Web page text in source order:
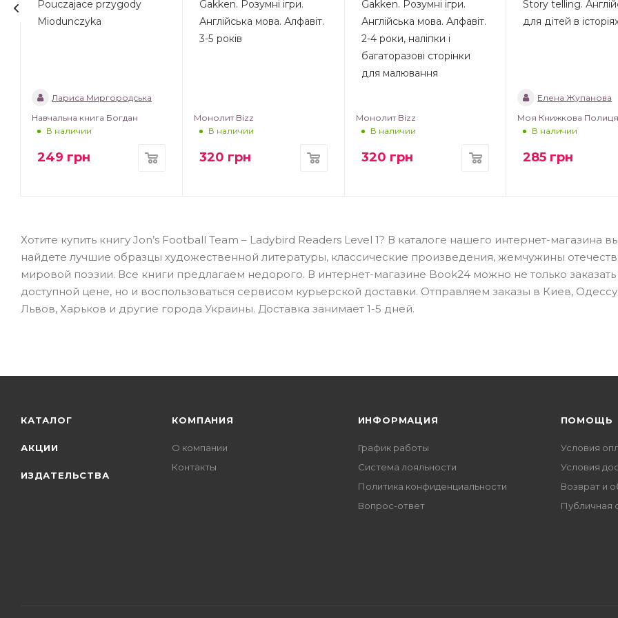
Pouczajace przygody
Miodunczyka
Лариса Миргородська
Навчальна книга Богдан
В наличии
249 грн
Gakken. Розумні ігри.
Англійська мова. Алфавіт.
3-5 років
Монолит Bizz
В наличии
320 грн
Gakken. Розумні ігри.
Англійська мова. Алфавіт.
2-4 роки, наліпки і
багаторазові сторінки
для малювання
Монолит Bizz
В наличии
320 грн
Story telling.
для дітей в
Елена Жупанова
Моя Книжкова Полиця
В наличии
285 грн
Хотите купить книгу Jon’s Football Team – Ladybird Readers Level 1? В каталоге нашего интернет-магазина
найдете лучшие образцы художественной литературы, классические произведения, жемчужины
мировой поэзии. Все книги предлагаем недорого. В интернет-магазине Book24 можно не только заказать
доступной цене, но и воспользоваться сервисом курьерской доставки. Отправляем заказы в Киев,
Львов, Харьков и другие города Украины. Доставка занимает 1-5 дней.
КАТАЛОГ
АКЦИИ
ИЗДАТЕЛЬСТВА
КОМПАНИЯ
О компании
Контакты
ИНФОРМАЦИЯ
График работы
Система лояльности
Политика конфиденциальности
Вопрос-ответ
ПОМОЩЬ
Условия
Условия
Возврат и
Публичная